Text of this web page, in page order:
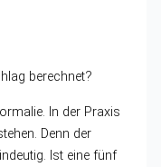
berechnet?
In der Praxis
Denn der
Ist eine fünf